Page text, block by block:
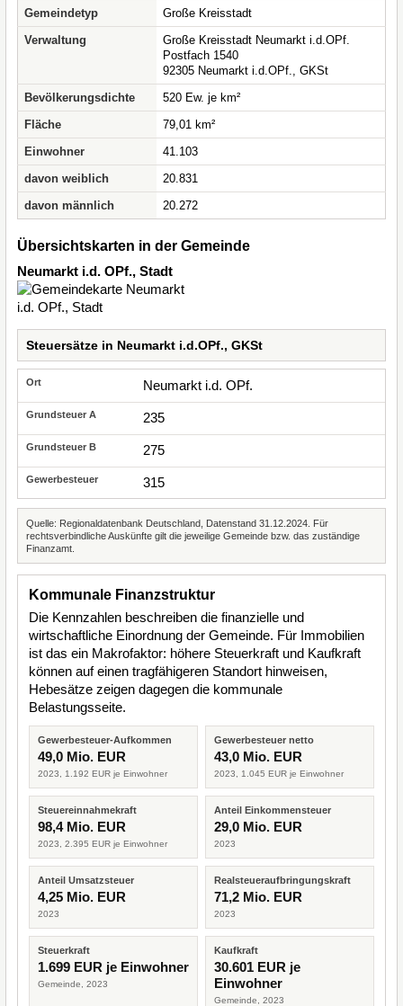
Gemeindetyp
Große Kreisstadt
Verwaltung
Große Kreisstadt Neumarkt i.d.OPf.
Postfach 1540
92305 Neumarkt i.d.OPf., GKSt
Bevölkerungsdichte
520 Ew. je km²
Fläche
79,01 km²
Einwohner
41.103
davon weiblich
20.831
davon männlich
20.272
Übersichtskarten in der Gemeinde
Neumarkt i.d. OPf., Stadt
Steuersätze in Neumarkt i.d.OPf., GKSt
Neumarkt i.d. OPf.
235
275
315
Quelle: Regionaldatenbank Deutschland, Datenstand 31.12.2024. Für
rechtsverbindliche Auskünfte gilt die jeweilige Gemeinde bzw. das zuständige
Finanzamt.
Kommunale Finanzstruktur
Die Kennzahlen beschreiben die finanzielle und
wirtschaftliche Einordnung der Gemeinde. Für Immobilien
ist das ein Makrofaktor: höhere Steuerkraft und Kaufkraft
können auf einen tragfähigeren Standort hinweisen,
Hebesätze zeigen dagegen die kommunale
Belastungsseite.
Gewerbesteuer-Aufkommen
49,0 Mio. EUR
2023, 1.192 EUR je Einwohner
Gewerbesteuer netto
43,0 Mio. EUR
2023, 1.045 EUR je Einwohner
Steuereinnahmekraft
98,4 Mio. EUR
2023, 2.395 EUR je Einwohner
Anteil Einkommensteuer
29,0 Mio. EUR
2023
Anteil Umsatzsteuer
4,25 Mio. EUR
2023
Realsteueraufbringungskraft
71,2 Mio. EUR
2023
Steuerkraft
1.699 EUR je Einwohner
Gemeinde, 2023
Kaufkraft
30.601 EUR je
Einwohner
Gemeinde, 2023